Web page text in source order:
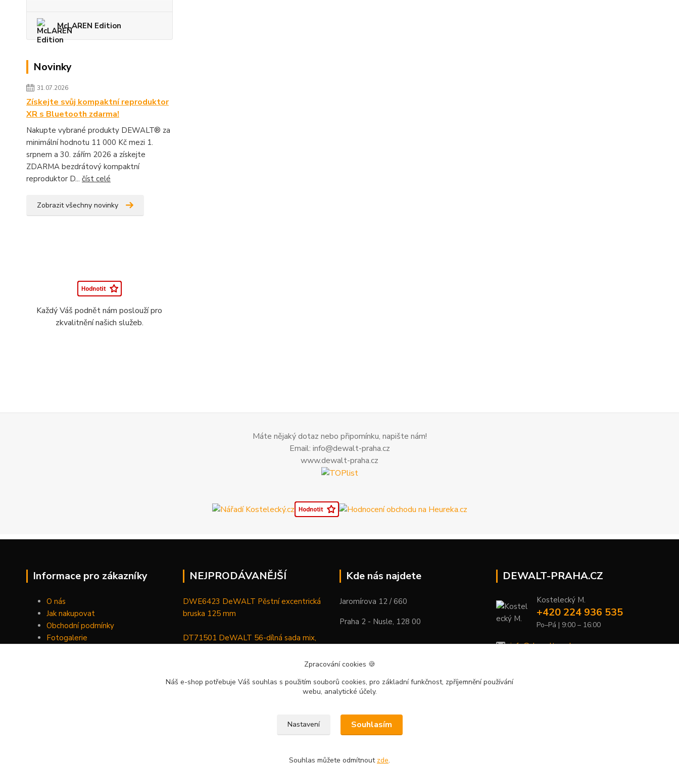
McLAREN Edition
Novinky
31.07.2026
Získejte svůj kompaktní reproduktor
XR s Bluetooth zdarma!
Nakupte vybrané produkty DEWALT® za
minimální hodnotu 11 000 Kč mezi 1.
srpnem a 30. zářím 2026 a získejte
ZDARMA bezdrátový kompaktní
reproduktor D... číst celé
Zobrazit všechny novinky
Každý Váš podnět nám poslouží pro
zkvalitnění našich služeb.
Máte nějaký dotaz nebo připomínku, napište nám!
Email: info@dewalt-praha.cz
www.dewalt-praha.cz
Informace pro zákazníky
O nás
Jak nakupovat
Obchodní podmínky
Fotogalerie
NEJPRODÁVANĚJŠÍ
DWE6423 DeWALT Pěstní excentrická
bruska 125 mm
DT71501 DeWALT 56-dílná sada mix,
maznice 18 V XR Li-Ion samostatný stroj
Kde nás najdete
Jaromírova 12 / 660
Praha 2 - Nusle, 128 00
DEWALT-PRAHA.CZ
Kostelecký M.
+420 224 936 535
Po–Pá | 9:00 – 16:00
info@dewalt-praha.cz
Zpracování cookies 🍪
Náš e-shop potřebuje Váš souhlas s použitím souborů cookies, pro základní funkčnost, zpříjemnění používání
webu, analytické účely.
Nastavení Souhlasím
Souhlas můžete odmítnout zde.